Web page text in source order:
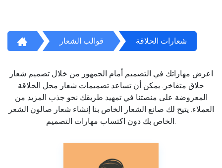
قوالب الشعار شعارات الحلاقة
اعرض مهاراتك في التصميم أمام الجمهور من خلال تصميم شعار
حلاق متفاخر. يمكن أن تساعد تصميمات شعار محل الحلاقة
المعروضة على منصتنا في تمهيد طريقك نحو جذب المزيد من
العملاء. يتيح لك صانع الشعار الخاص بنا إنشاء شعار صالون الشعر
الخاص بك دون اكتساب مهارات التصميم.